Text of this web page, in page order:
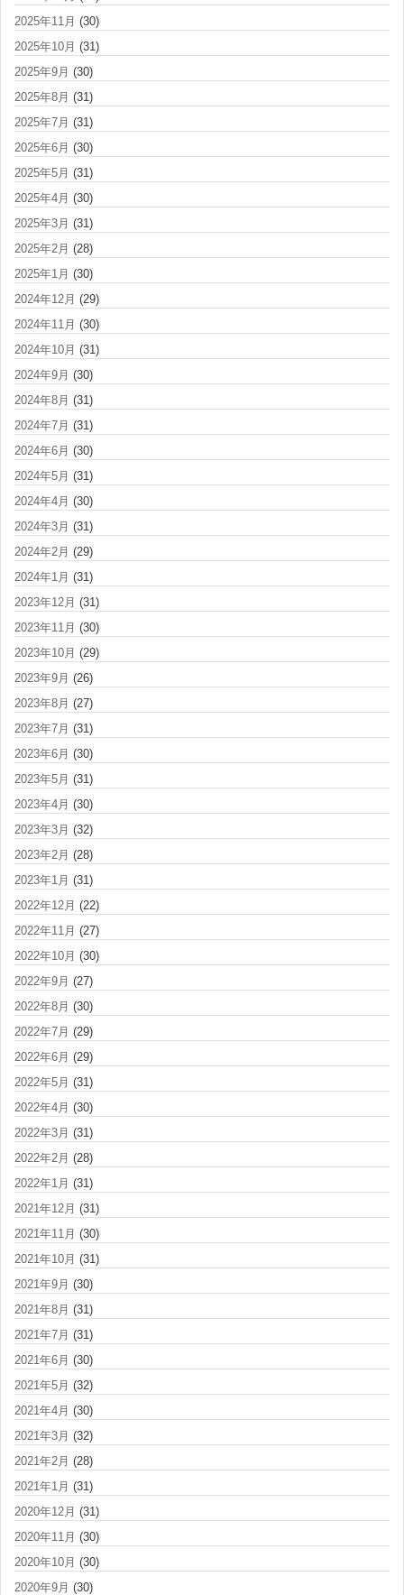
2025年11月 (30)
2025年10月 (31)
2025年9月 (30)
2025年8月 (31)
2025年7月 (31)
2025年6月 (30)
2025年5月 (31)
2025年4月 (30)
2025年3月 (31)
2025年2月 (28)
2025年1月 (30)
2024年12月 (29)
2024年11月 (30)
2024年10月 (31)
2024年9月 (30)
2024年8月 (31)
2024年7月 (31)
2024年6月 (30)
2024年5月 (31)
2024年4月 (30)
2024年3月 (31)
2024年2月 (29)
2024年1月 (31)
2023年12月 (31)
2023年11月 (30)
2023年10月 (29)
2023年9月 (26)
2023年8月 (27)
2023年7月 (31)
2023年6月 (30)
2023年5月 (31)
2023年4月 (30)
2023年3月 (32)
2023年2月 (28)
2023年1月 (31)
2022年12月 (22)
2022年11月 (27)
2022年10月 (30)
2022年9月 (27)
2022年8月 (30)
2022年7月 (29)
2022年6月 (29)
2022年5月 (31)
2022年4月 (30)
2022年3月 (31)
2022年2月 (28)
2022年1月 (31)
2021年12月 (31)
2021年11月 (30)
2021年10月 (31)
2021年9月 (30)
2021年8月 (31)
2021年7月 (31)
2021年6月 (30)
2021年5月 (32)
2021年4月 (30)
2021年3月 (32)
2021年2月 (28)
2021年1月 (31)
2020年12月 (31)
2020年11月 (30)
2020年10月 (30)
2020年9月 (30)